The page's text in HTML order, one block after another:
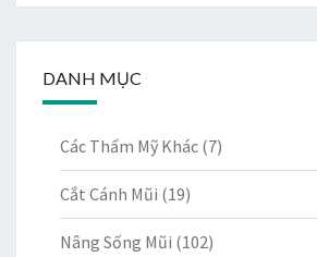
DANH MỤC
Các Thẩm Mỹ Khác (7)
Cắt Cánh Mũi (19)
Nâng Sống Mũi (102)